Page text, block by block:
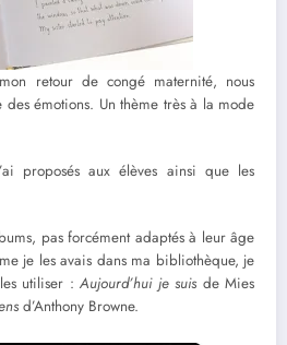
retour de congé maternité, nous
émotions. Un thème très à la mode
proposés aux élèves ainsi que les
pas forcément adaptés à leur âge
je les avais dans ma bibliothèque, je
utiliser : Aujourd’hui je suis de Mies
d’Anthony Browne.